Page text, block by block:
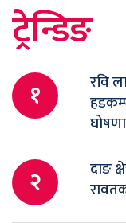
ट्रेन्डिङ
१
रवि
२
दाङ